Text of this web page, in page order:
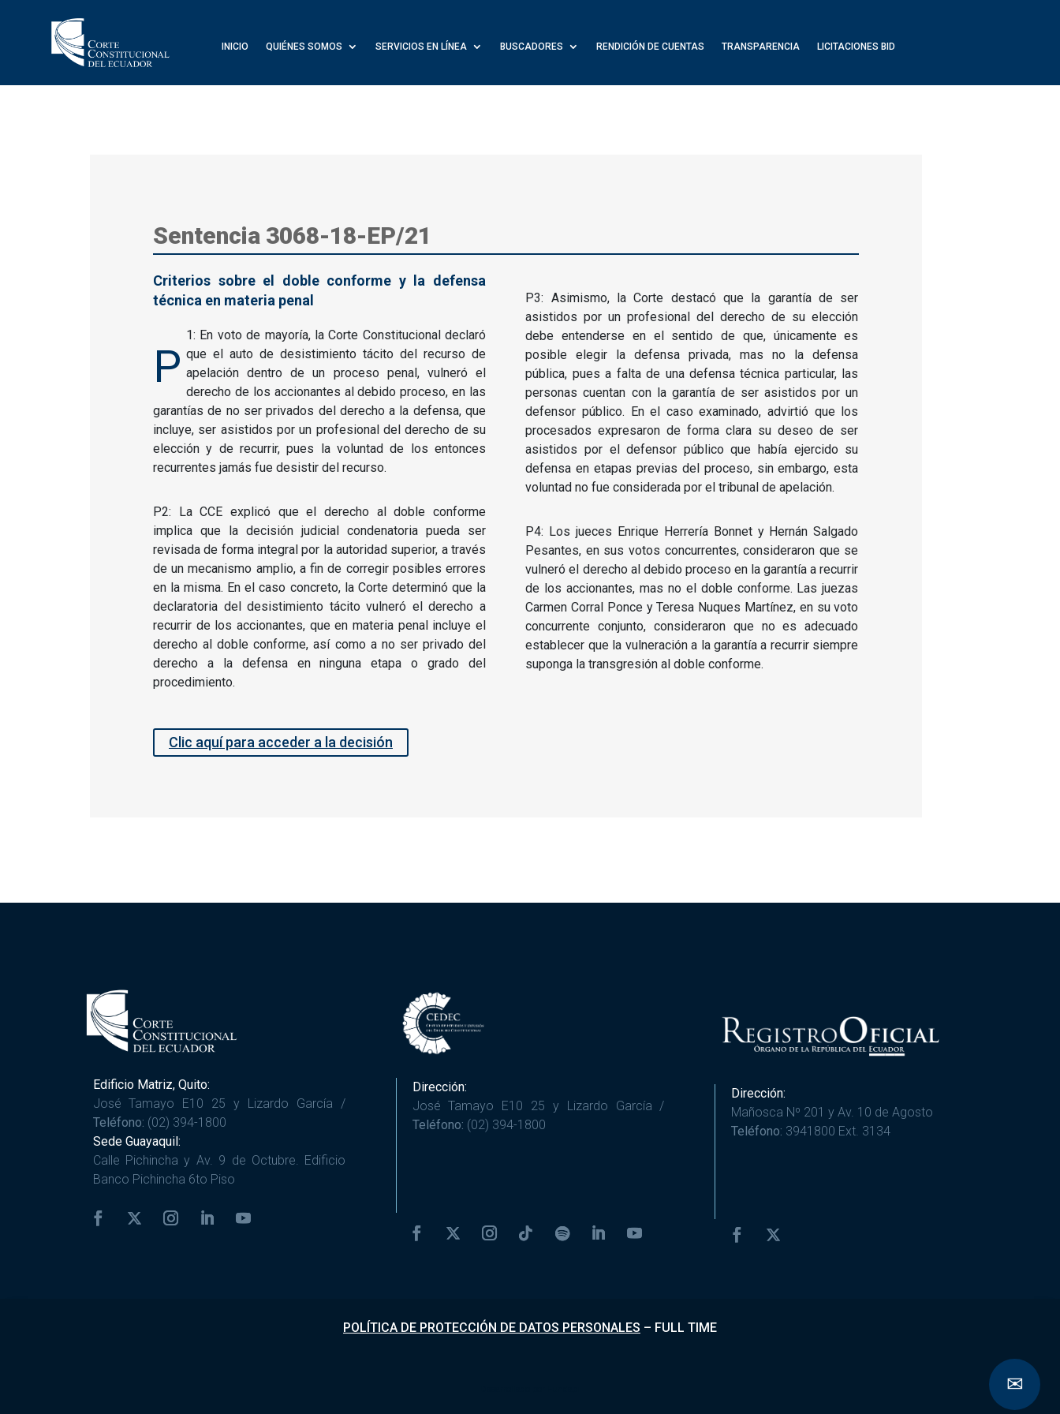
INICIO QUIÉNES SOMOS SERVICIOS EN LÍNEA BUSCADORES RENDICIÓN DE CUENTAS TRANSPARENCIA LICITACIONES BID
Sentencia 3068-18-EP/21
Criterios sobre el doble conforme y la defensa
técnica en materia penal
P
1: En voto de mayoría, la Corte Constitucional declaró
que el auto de desistimiento tácito del recurso de
apelación dentro de un proceso penal, vulneró el
derecho de los accionantes al debido proceso, en las
garantías de no ser privados del derecho a la defensa, que
incluye, ser asistidos por un profesional del derecho de su
elección y de recurrir, pues la voluntad de los entonces
recurrentes jamás fue desistir del recurso.
P2: La CCE explicó que el derecho al doble conforme
implica que la decisión judicial condenatoria pueda ser
revisada de forma integral por la autoridad superior, a través
de un mecanismo amplio, a fin de corregir posibles errores
en la misma. En el caso concreto, la Corte determinó que la
declaratoria del desistimiento tácito vulneró el derecho a
recurrir de los accionantes, que en materia penal incluye el
derecho al doble conforme, así como a no ser privado del
derecho a la defensa en ninguna etapa o grado del
procedimiento.
P3: Asimismo, la Corte destacó que la garantía de ser
asistidos por un profesional del derecho de su elección
debe entenderse en el sentido de que, únicamente es
posible elegir la defensa privada, mas no la defensa
pública, pues a falta de una defensa técnica particular, las
personas cuentan con la garantía de ser asistidos por un
defensor público. En el caso examinado, advirtió que los
procesados expresaron de forma clara su deseo de ser
asistidos por el defensor público que había ejercido su
defensa en etapas previas del proceso, sin embargo, esta
voluntad no fue considerada por el tribunal de apelación.
P4: Los jueces Enrique Herrería Bonnet y Hernán Salgado
Pesantes, en sus votos concurrentes, consideraron que se
vulneró el derecho al debido proceso en la garantía a recurrir
de los accionantes, mas no el doble conforme. Las juezas
Carmen Corral Ponce y Teresa Nuques Martínez, en su voto
concurrente conjunto, consideraron que no es adecuado
establecer que la vulneración a la garantía a recurrir siempre
suponga la transgresión al doble conforme.
Clic aquí para acceder a la decisión
Edificio Matriz, Quito:
José Tamayo E10 25 y Lizardo García /
Teléfono: (02) 394-1800
Sede Guayaquil:
Calle Pichincha y Av. 9 de Octubre. Edificio
Banco Pichincha 6to Piso
Dirección:
José Tamayo E10 25 y Lizardo García /
Teléfono: (02) 394-1800
Dirección:
Mañosca Nº 201 y Av. 10 de Agosto
Teléfono: 3941800 Ext. 3134
POLÍTICA DE PROTECCIÓN DE DATOS PERSONALES – FULL TIME
✉